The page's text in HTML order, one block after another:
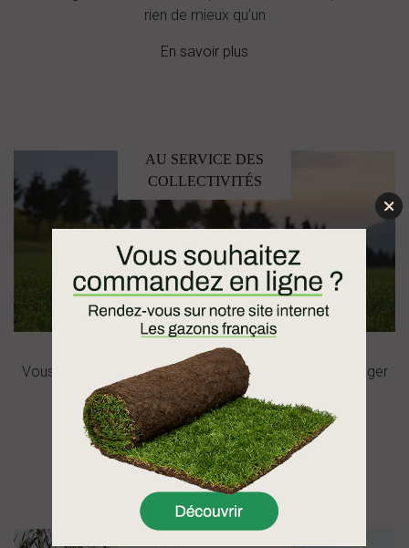
rien de mieux qu’un
En savoir plus
AU SERVICE DES
COLLECTIVITÉS
Vous êtes une collectivité et vous souhaiteriez aménager
des terrains de sport, des parcs ou autres lieux
En savoir plus